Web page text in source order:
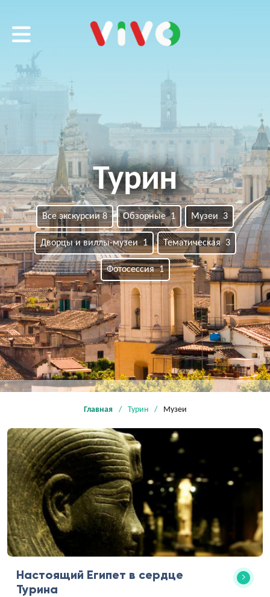
VIVO tour
Турин
Все экскурсии 8 Обзорные 1 Музеи 3
Дворцы и виллы-музеи 1 Тематическая 3
Фотосессия 1
Главная Турин Музеи
Настоящий Египет в сердце
Турина